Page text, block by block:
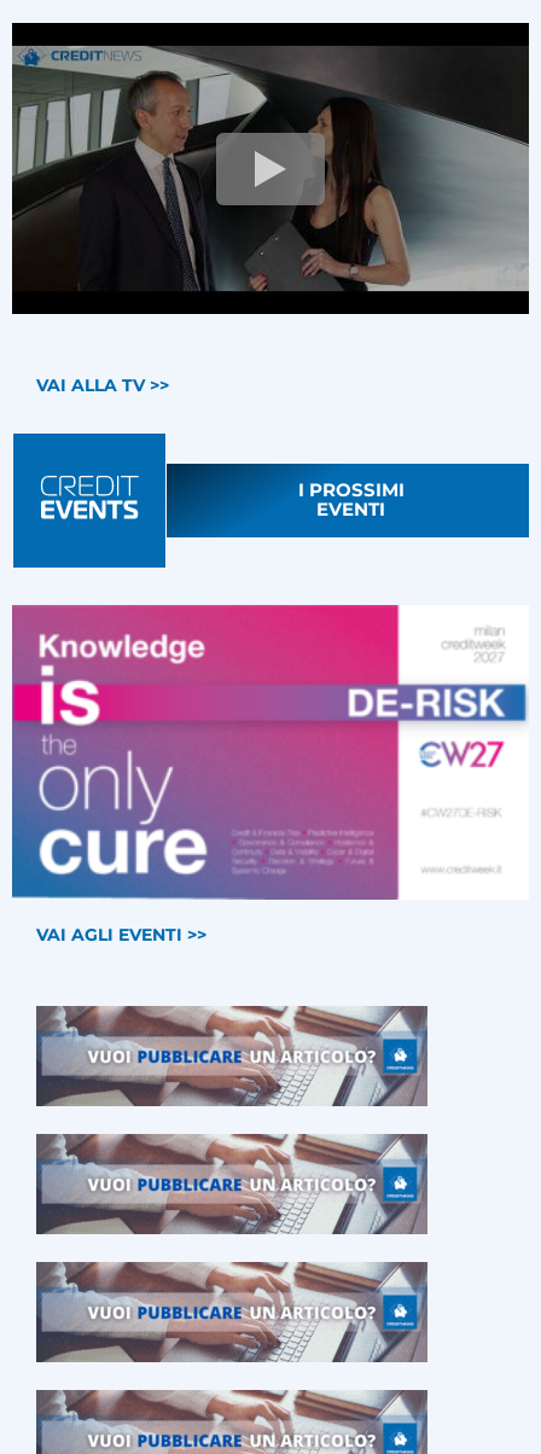
VAI ALLA TV >>
I PROSSIMI
EVENTI
VAI AGLI EVENTI >>